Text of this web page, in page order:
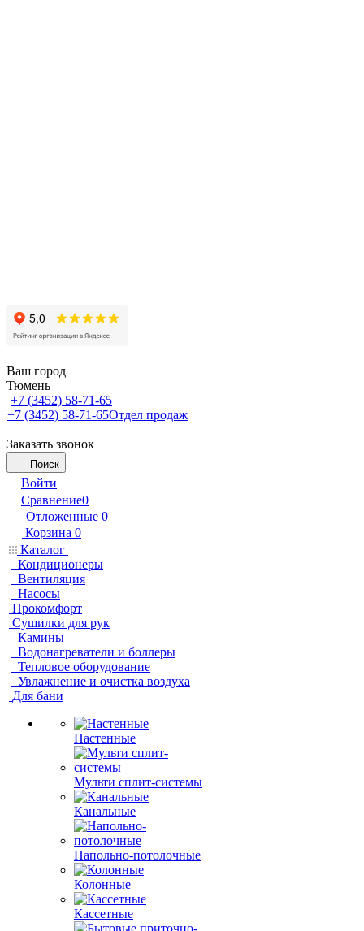
Ваш город
Тюмень
+7 (3452) 58-71-65
+7 (3452) 58-71-65Отдел продаж
Заказать звонок
Поиск
Войти
Сравнение0
Отложенные 0
Корзина 0
Каталог
Кондиционеры
Вентиляция
Насосы
Прокомфорт
Сушилки для рук
Камины
Водонагреватели и боллеры
Тепловое оборудование
Увлажнение и очистка воздуха
Для бани
Настенные
Мульти сплит-системы
Канальные
Напольно-потолочные
Колонные
Кассетные